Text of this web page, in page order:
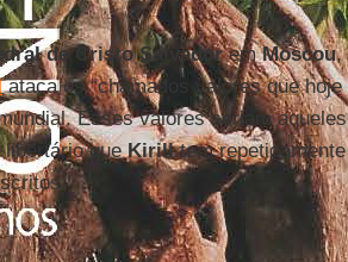
de Cristo SalvadoremMoscou,
ataca os “chamados valores que hoje
Esses valores seriam aqueles
libertário queKirilltem repetidamente